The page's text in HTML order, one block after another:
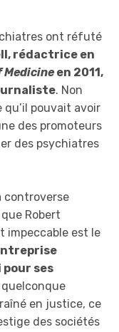
ont réfuté
rédactrice en
Medicineen 2011,
. Non
pouvait avoir
des promoteurs
des psychiatres
controverse
Robert
impeccable est le
pour ses
quelconque
en justice, ce
des sociétés